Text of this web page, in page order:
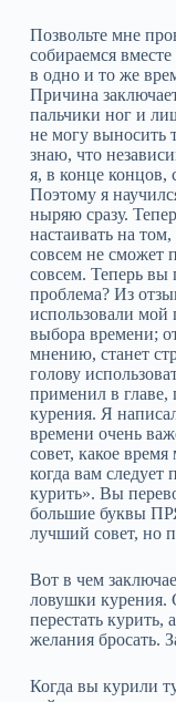
Позвольте мне
собираемся
в одно и то же
Причина
пальчики ног и
не могу выносить
знаю, что
я, в конце концов,
Поэтому я
ныряю сразу.
настаивать на
совсем не сможет
совсем. Теперь вы
проблема? Из
использовали мой
выбора времени;
мнению, станет
голову
применил в
курения. Я
времени очень
совет, какое
когда вам следует
курить». Вы
большие буквы
лучший совет, но
Вот в чем
ловушки курения.
перестать курить,
желания бросать.
Когда вы курили